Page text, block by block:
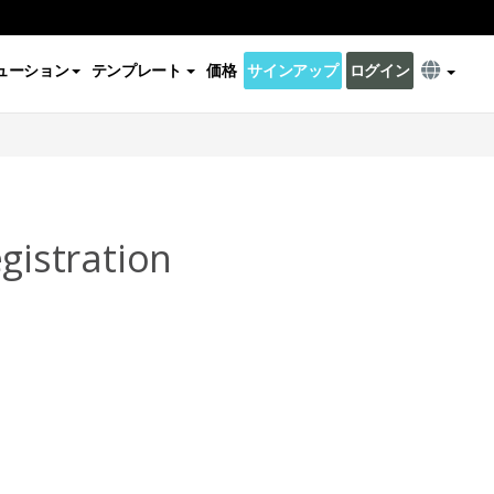
ーション テンプレート 価格 サインアップ ログイン